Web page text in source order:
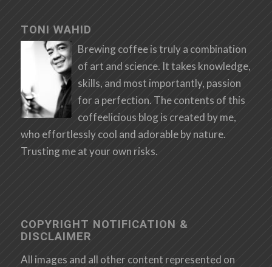
TONI WAHID
Brewing coffee is truly a combination
of art and science. It takes knowledge,
skills, and most importantly, passion
for a perfection. The contents of this
coffeelicious blog is created by me,
who effortlessly cool and adorable by nature.
Trusting me at your own risks.
COPYRIGHT NOTIFICATION &
DISCLAIMER
All images and all other content represented on